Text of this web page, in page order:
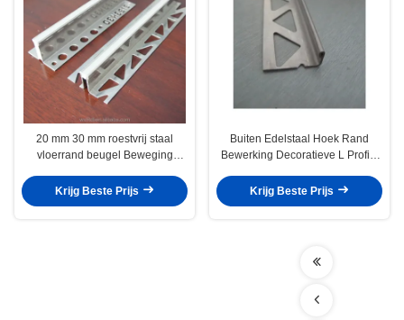
20 mm 30 mm roestvrij staal
vloerrand beugel Beweging
Krijg Beste Prijs
Buiten Edelstaal Hoek Rand
Bewerking Decoratieve L Profiel
Krijg Beste Prijs